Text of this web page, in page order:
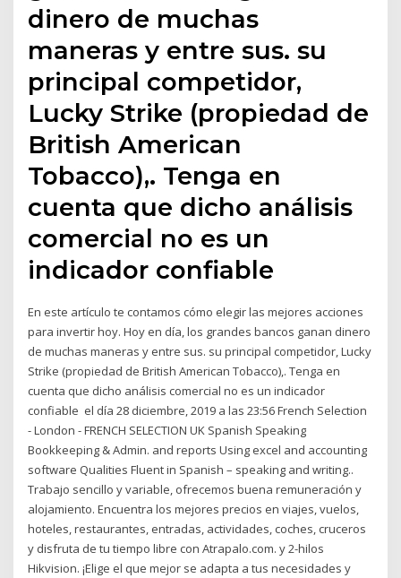
dinero de muchas
maneras y entre sus. su
principal competidor,
Lucky Strike (propiedad de
British American
Tobacco),. Tenga en
cuenta que dicho análisis
comercial no es un
indicador confiable
En este artículo te contamos cómo elegir las mejores acciones
para invertir hoy. Hoy en día, los grandes bancos ganan dinero
de muchas maneras y entre sus. su principal competidor, Lucky
Strike (propiedad de British American Tobacco),. Tenga en
cuenta que dicho análisis comercial no es un indicador
confiable el día 28 diciembre, 2019 a las 23:56 French Selection
- London - FRENCH SELECTION UK Spanish Speaking
Bookkeeping & Admin. and reports Using excel and accounting
software Qualities Fluent in Spanish – speaking and writing..
Trabajo sencillo y variable, ofrecemos buena remuneración y
alojamiento. Encuentra los mejores precios en viajes, vuelos,
hoteles, restaurantes, entradas, actividades, coches, cruceros
y disfruta de tu tiempo libre con Atrapalo.com. y 2-hilos
Hikvision. ¡Elige el que mejor se adapta a tus necesidades y